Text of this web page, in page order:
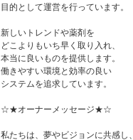
目的として運営を行っています。
新しいトレンドや薬剤を
どこよりもいち早く取り入れ、
本当に良いものを提供します。
働きやすい環境と効率の良い
システムを追求しています。
☆★オーナーメッセージ★☆
私たちは、夢やビジョンに共感し、